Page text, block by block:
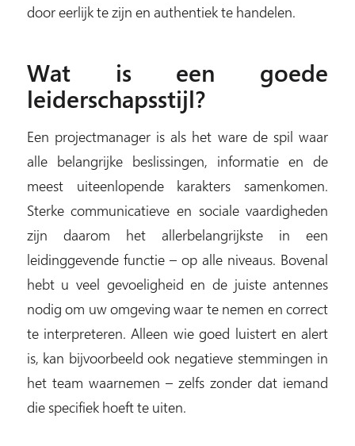
door eerlijk te zijn en authentiek te handelen.
Wat is een goede
leiderschapsstijl?
Een projectmanager is als het ware de spil waar
alle belangrijke beslissingen, informatie en de
meest uiteenlopende karakters samenkomen.
Sterke communicatieve en sociale vaardigheden
zijn daarom het allerbelangrijkste in een
leidinggevende functie – op alle niveaus. Bovenal
hebt u veel gevoeligheid en de juiste antennes
nodig om uw omgeving waar te nemen en correct
te interpreteren. Alleen wie goed luistert en alert
is, kan bijvoorbeeld ook negatieve stemmingen in
het team waarnemen – zelfs zonder dat iemand
die specifiek hoeft te uiten.